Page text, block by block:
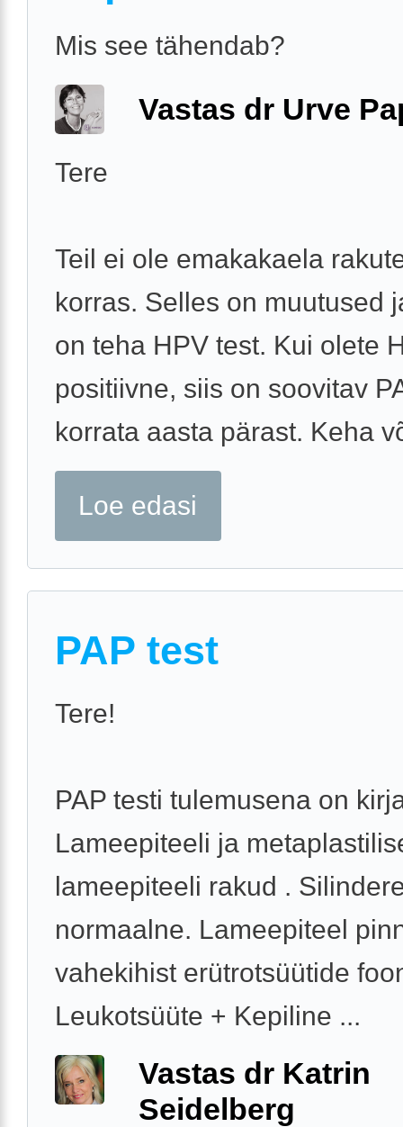
Mis see tähendab?
Vastas dr Urve
Tere
Teil ei ole emakakaela
korras. Selles on muutused
on teha HPV test. Kui olete
positiivne, siis on soovitav
korrata aasta pärast. Keha
Loe edasi
PAP test
Tere!
PAP testi tulemusena on
Lameepiteeli ja
lameepiteeli rakud .
normaalne. Lameepiteel
vahekihist erütrotsüütide
Leukotsüüte + Kepiline ...
Vastas dr Katrin
Seidelberg